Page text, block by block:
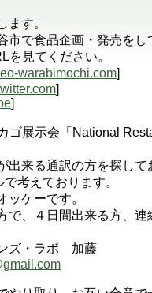
ます。
市で食品企画・発売をし
を見てください。
warabimochi.com]
]
]
ゴ展示会「National
出来る通訳の方を探して
考えております。
ッケーです。
で、４日間出来る方、連
ズ・ラボ 加藤